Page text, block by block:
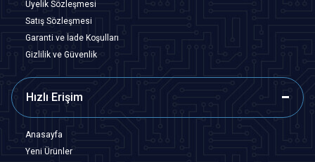
Üyelik Sözleşmesi
Satış Sözleşmesi
Garanti ve İade Koşulları
Gizlilik ve Güvenlik
Hızlı Erişim
Anasayfa
Yeni Ürünler